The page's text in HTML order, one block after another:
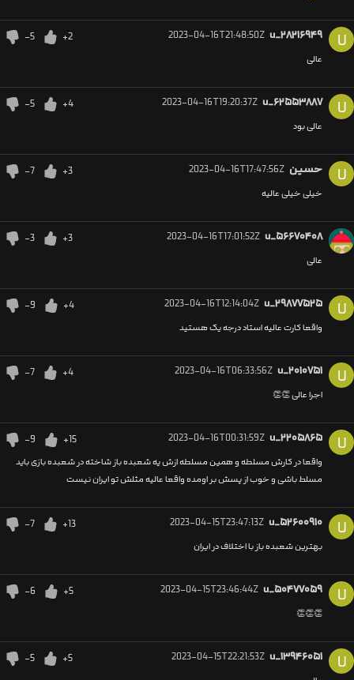
U u_۲۸۲۱۶۹۴۹ 2023-04-16T21:48:50Z
+2
-5
عالی
U u_۶۲۵۵۳۸۸۷ 2023-04-16T19:20:37Z
+4
-5
عالی بود
U حسین 2023-04-16T17:47:56Z
+3
-7
خیلی خیلی عالیه
u_۵۶۶۷۰۴۰۸ 2023-04-16T17:01:52Z
+3
-3
عالی
U u_۲۹۸۷۷۵۲۵ 2023-04-16T12:14:04Z
+4
-9
واقعا کارت عالیه استاد درجه یک هستید
U u_۲۰۱۰۷۵۱ 2023-04-16T06:33:56Z
+4
-7
اجرا عالی 👏👏
U u_۲۲۰۵۸۶۵ 2023-04-16T00:31:59Z
+15
-9
واقعا در کارش مسلطه و همین مسلطه ازش یه شعبده باز شاخته در شعبده بازی باید
مسلط باشی و خوب از پسش بر اومده واقعا عالیه مثلش تو ایران نیست
U u_۵۲۶۰۰۹۱۰ 2023-04-15T23:47:13Z
+13
-7
بهترین شعبده باز با اختلاف در ایران
U u_۵۰۴۷۷۰۵۹ 2023-04-15T23:46:44Z
+5
-6
👏👏👏
U u_۱۳۹۴۶۰۵۱ 2023-04-15T22:21:53Z
+5
-5